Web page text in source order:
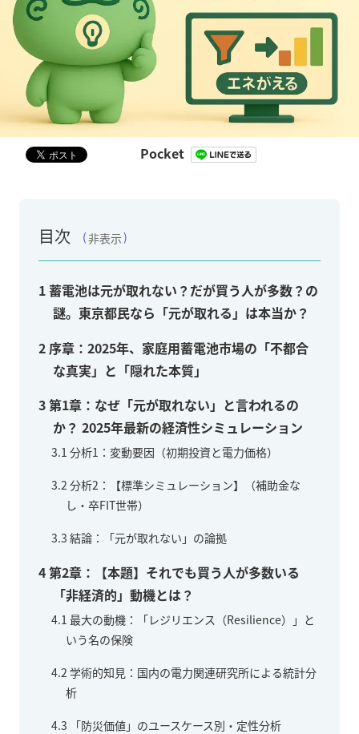
Pocket
目次 非表示
1蓄電池は元が取れない？だが買う人が多数？の
謎。東京都民なら「元が取れる」は本当か？
2 序章：2025年、家庭用蓄電池市場の「不都合
な真実」と「隠れた本質」
3第1章：なぜ「元が取れない」と言われるの
か？ 2025年最新の経済性シミュレーション
3.1 分析1：変動要因（初期投資と電力価格）
3.2 分析2：【標準シミュレーション】（補助金な
し・卒FIT世帯）
3.3 結論：「元が取れない」の論拠
4第2章：【本題】それでも買う人が多数いる
「非経済的」動機とは？
4.1 最大の動機：「レジリエンス（Resilience）」と
いう名の保険
4.2 学術的知見：国内の電力関連研究所による統計分
析
4.3 「防災価値」のユースケース別・定性分析